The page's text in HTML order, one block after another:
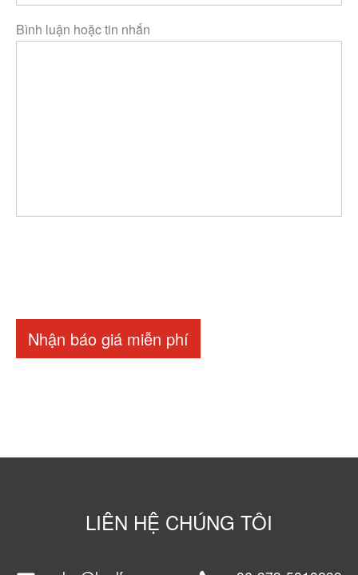
Bình luận hoặc tin nhắn
Nhận báo giá miễn phí
LIÊN HỆ CHÚNG TÔI